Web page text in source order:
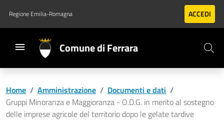
Vai al contenuto principale
Vai al footer
Regione Emilia-Romagna ACCEDI
Comune di Ferrara
Home / Amministrazione / Documenti e dati /
Gruppi Minoranza e Maggioranza - O.D.G. in merito al sostegno
delle imprese agricole del territorio dopo le gelate tardive